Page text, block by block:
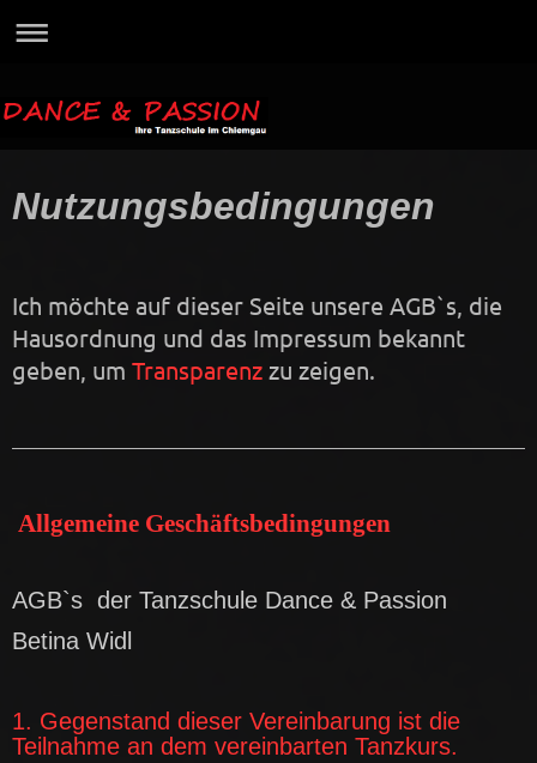
Nutzungsbedingungen
Ich möchte auf dieser Seite unsere AGB`s, die
Hausordnung und das Impressum bekannt
geben, um Transparenz zu zeigen.
Allgemeine Geschäftsbedingungen
AGB`s der Tanzschule Dance & Passion
Betina Widl
1. Gegenstand dieser Vereinbarung ist die
Teilnahme an dem vereinbarten Tanzkurs.